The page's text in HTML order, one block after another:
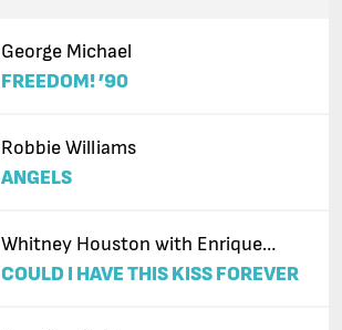
George Michael
FREEDOM! ’90
Robbie Williams
ANGELS
Whitney Houston with Enrique
Iglesias
COULD I HAVE THIS KISS FOREVER